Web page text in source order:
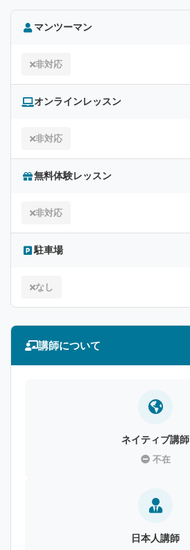
マンツーマン
非対応
オンラインレッスン
非対応
無料体験レッスン
非対応
駐車場
なし
講師について
ネイティブ講師
不在
日本人講師